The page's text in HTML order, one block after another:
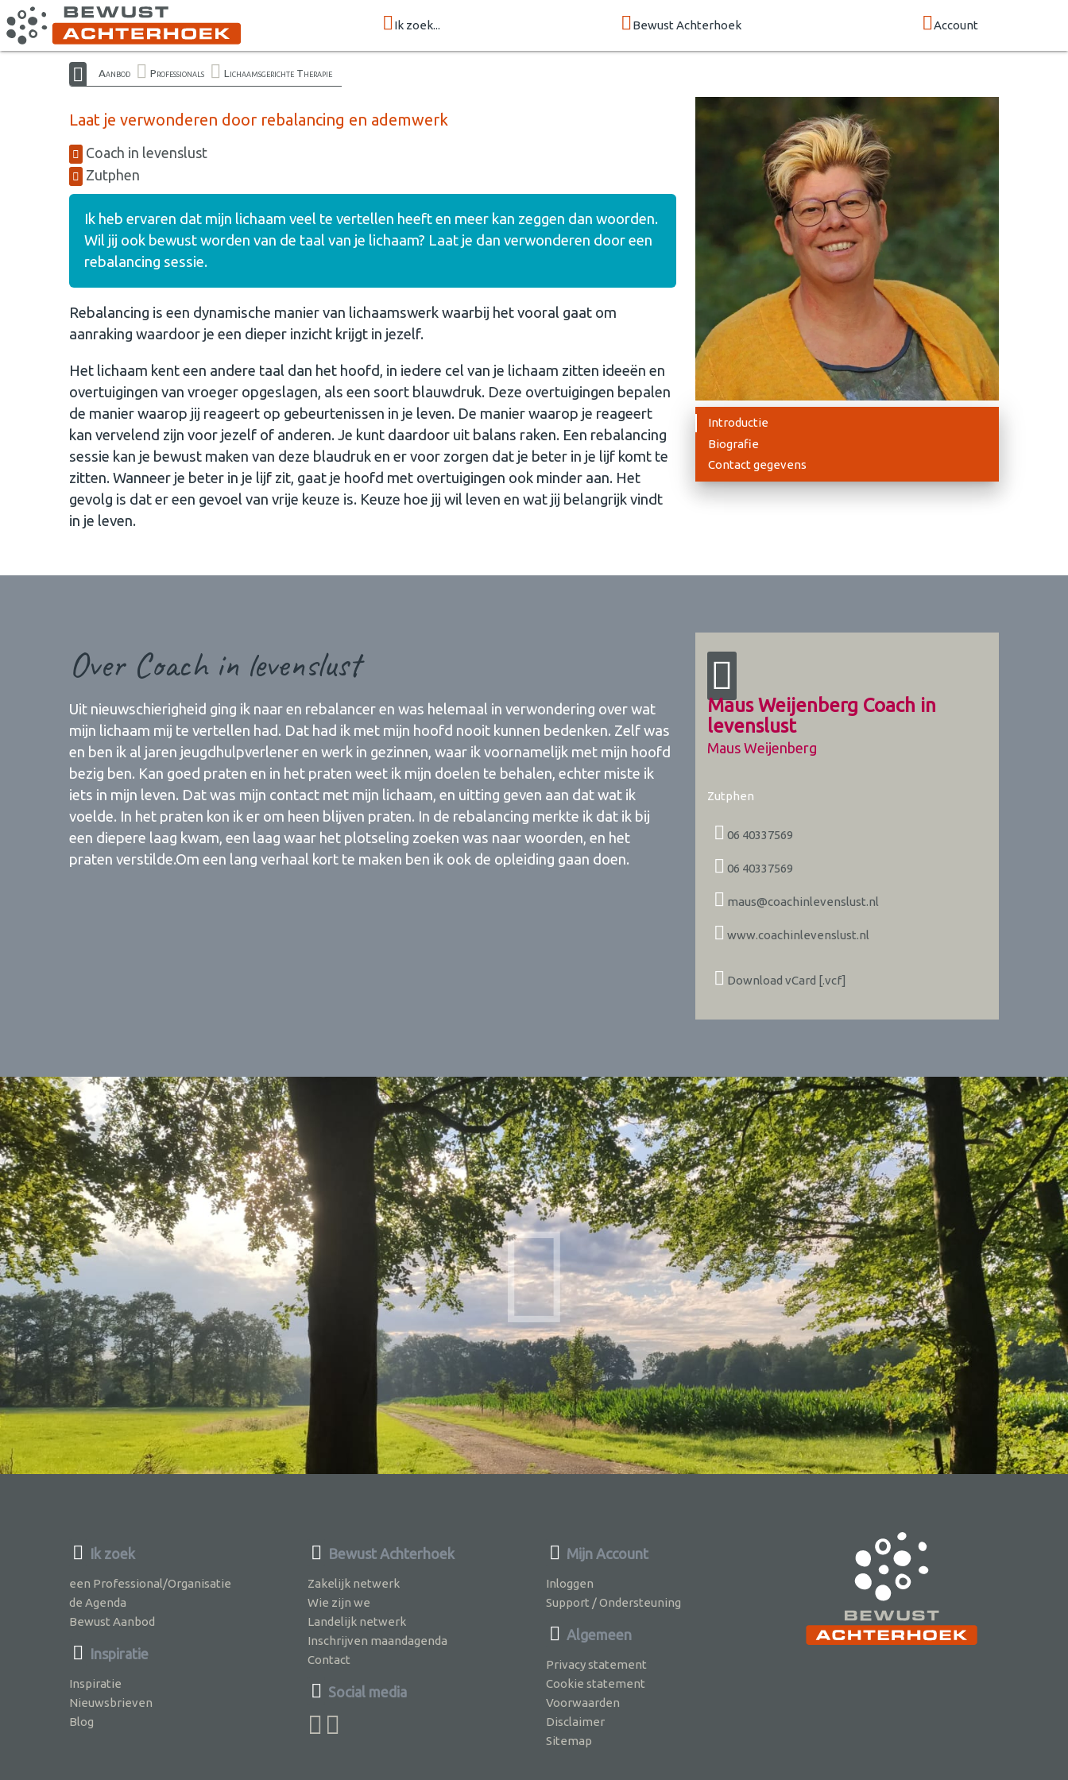
Ik zoek... Bewust Achterhoek Account
Aanbod Professionals Lichaamsgerichte Therapie
Laat je verwonderen door rebalancing en ademwerk
Coach in levenslust
Zutphen
Ik heb ervaren dat mijn lichaam veel te vertellen heeft en meer kan zeggen dan woorden.
Wil jij ook bewust worden van de taal van je lichaam? Laat je dan verwonderen door een
rebalancing sessie.
Rebalancing is een dynamische manier van lichaamswerk waarbij het vooral gaat om
aanraking waardoor je een dieper inzicht krijgt in jezelf.
Het lichaam kent een andere taal dan het hoofd, in iedere cel van je lichaam zitten ideeën en
overtuigingen van vroeger opgeslagen, als een soort blauwdruk. Deze overtuigingen bepalen
de manier waarop jij reageert op gebeurtenissen in je leven. De manier waarop je reageert
kan vervelend zijn voor jezelf of anderen. Je kunt daardoor uit balans raken. Een rebalancing
sessie kan je bewust maken van deze blaudruk en er voor zorgen dat je beter in je lijf komt te
zitten. Wanneer je beter in je lijf zit, gaat je hoofd met overtuigingen ook minder aan. Het
gevolg is dat er een gevoel van vrije keuze is. Keuze hoe jij wil leven en wat jij belangrijk vindt
in je leven.
Introductie
Biografie
Contact gegevens
Over Coach in levenslust
Uit nieuwschierigheid ging ik naar en rebalancer en was helemaal in verwondering over wat
mijn lichaam mij te vertellen had. Dat had ik met mijn hoofd nooit kunnen bedenken. Zelf was
en ben ik al jaren jeugdhulpverlener en werk in gezinnen, waar ik voornamelijk met mijn hoofd
bezig ben. Kan goed praten en in het praten weet ik mijn doelen te behalen, echter miste ik
iets in mijn leven. Dat was mijn contact met mijn lichaam, en uitting geven aan dat wat ik
voelde. In het praten kon ik er om heen blijven praten. In de rebalancing merkte ik dat ik bij
een diepere laag kwam, een laag waar het plotseling zoeken was naar woorden, en het
praten verstilde.Om een lang verhaal kort te maken ben ik ook de opleiding gaan doen.
Maus Weijenberg Coach in
levenslust
Maus Weijenberg
Zutphen
06 40337569
06 40337569
maus@coachinlevenslust.nl
www.coachinlevenslust.nl
Download vCard [.vcf]
Ik zoek
een Professional/Organisatie
de Agenda
Bewust Aanbod
Inspiratie
Inspiratie
Nieuwsbrieven
Blog
Bewust Achterhoek
Zakelijk netwerk
Wie zijn we
Landelijk netwerk
Inschrijven maandagenda
Contact
Social media
Mijn Account
Inloggen
Support / Ondersteuning
Algemeen
Privacy statement
Cookie statement
Voorwaarden
Disclaimer
Sitemap